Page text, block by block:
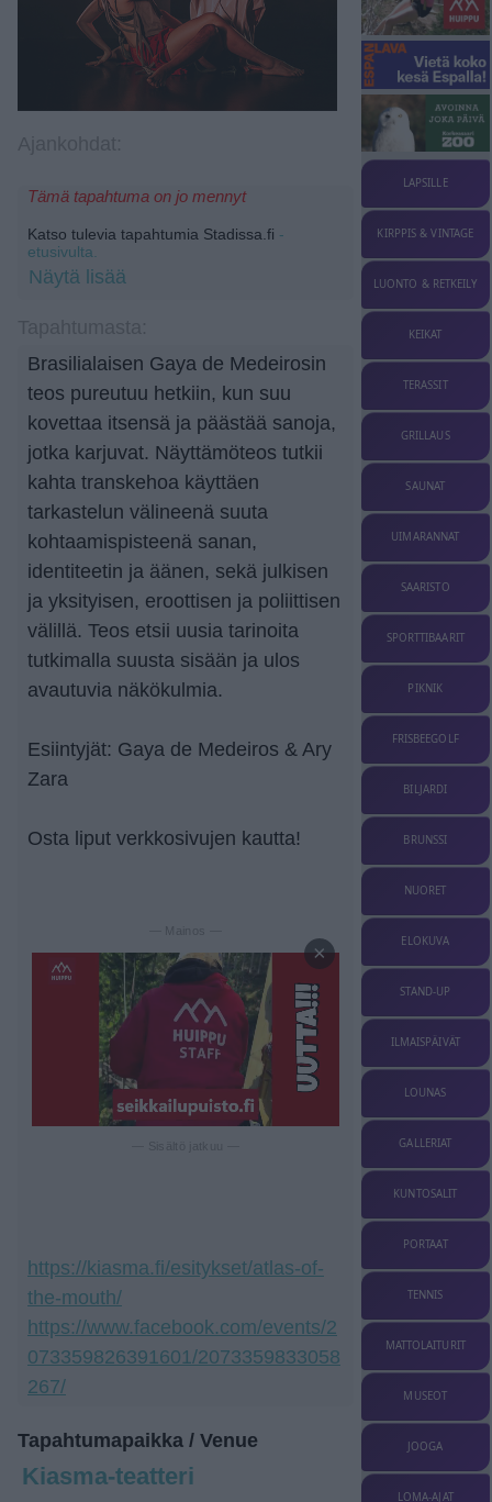
Tämä tapahtuma on jo mennyt
Katso tulevia tapahtumia Stadissa.fi -
etusivulta.
Näytä lisää
Brasilialaisen Gaya de Medeirosin
teos pureutuu hetkiin, kun suu
kovettaa itsensä ja päästää sanoja,
jotka karjuvat. Näyttämöteos tutkii
kahta transkehoa käyttäen
tarkastelun välineenä suuta
kohtaamispisteenä sanan,
identiteetin ja äänen, sekä julkisen
ja yksityisen, eroottisen ja poliittisen
välillä. Teos etsii uusia tarinoita
tutkimalla suusta sisään ja ulos
avautuvia näkökulmia.
Esiintyjät: Gaya de Medeiros & Ary
Zara
Osta liput verkkosivujen kautta!
— Mainos —
×
https://kiasma.fi/esitykset/atlas-of-
the-mouth/
https://www.facebook.com/events/2
073359826391601/2073359833058
267/
Tapahtumapaikka / Venue
Kiasma-teatteri
LAPSILLE
KIRPPIS & VINTAGE
LUONTO & RETKEILY
KEIKAT
TERASSIT
GRILLAUS
SAUNAT
UIMARANNAT
SAARISTO
SPORTTIBAARIT
PIKNIK
FRISBEEGOLF
BILJARDI
BRUNSSI
NUORET
ELOKUVA
STAND-UP
ILMAISPÄIVÄT
LOUNAS
GALLERIAT
KUNTOSALIT
PORTAAT
TENNIS
MATTOLAITURIT
MUSEOT
JOOGA
LOMA-AJAT